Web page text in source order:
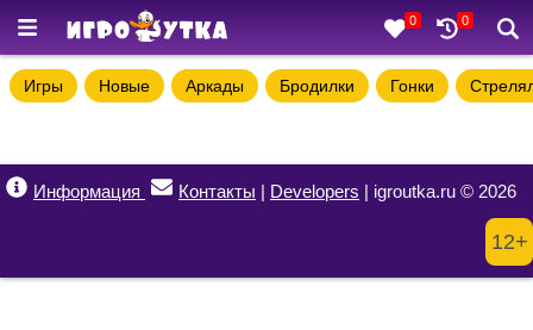
0 0
Игры Новые Аркады Бродилки Гонки
Информация Контакты | Developers | igroutka.ru © 2026
12+